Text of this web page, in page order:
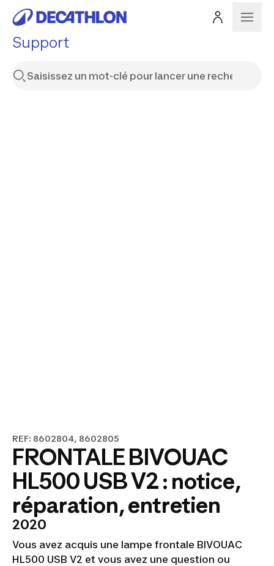
Support
REF: 8602804, 8602805
FRONTALE BIVOUAC
HL500 USB V2 : notice,
réparation, entretien
2020
Vous avez acquis une lampe frontale BIVOUAC
HL500 USB V2 et vous avez une question ou